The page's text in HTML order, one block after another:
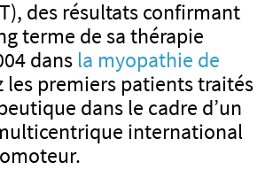
des résultats confirmant
terme de sa thérapie
dans la myopathie de
les premiers patients traités
dans le cadre d’un
international